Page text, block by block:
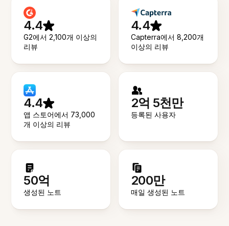
4.4
G2에서 2,100개 이상의
리뷰
4.4
Capterra에서 8,200개
이상의 리뷰
4.4
앱 스토어에서 73,000
개 이상의 리뷰
2억 5천만
등록된 사용자
50억
생성된 노트
200만
매일 생성된 노트